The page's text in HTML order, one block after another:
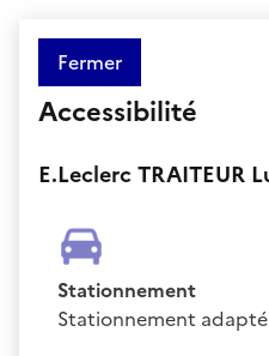
Fermer
Accessibilité
E.Leclerc TRAITEUR
Stationnement
Stationnement